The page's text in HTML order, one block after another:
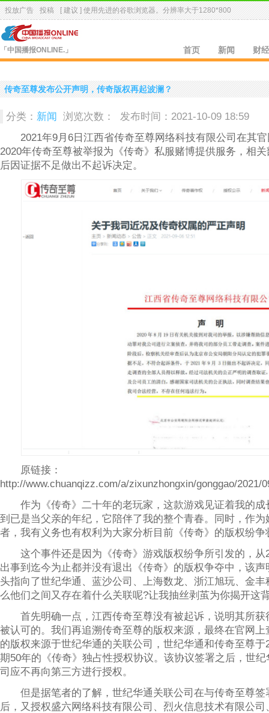
投放广告 投稿 [ 建议 ] 使用先进的谷歌浏览器。分辨率大于1280*800
「中国播报ONLINE.」 首页 新闻 财经
传奇至尊发布公开声明，传奇版权再起波澜？
分类： 新闻 浏览次数：
发布时间：2021-10-09 18:59
2021年9月6日江西省传奇至尊网络科技有限公司在其官
2020年传奇至尊被举报为《传奇》私服赌博提供服务，相
后因证据不足做出不起诉决定。
原链接：
http://www.chuanqizz.com/a/zixunzhongxin/gonggao/2021/
作为《传奇》二十年的老玩家，这款游戏见证着我的成
到已是当父亲的年纪，它陪伴了我的整个青春。同时，作为
者，我有义务也有权利为大家分析目前《传奇》的版权纷争
这个事件还是因为《传奇》游戏版权纷争所引发的，从
出事到迄今为止都并没有退出《传奇》的版权争夺中，该
头指向了世纪华通、蓝沙公司、上海数龙、浙江旭玩、金
么他们之间又存在着什么关联呢?让我抽丝剥茧为你揭开这
首先明确一点，江西传奇至尊没有被起诉，说明其所获
被认可的。我们再追溯传奇至尊的版权来源，最终在官网上
的版权来源于世纪华通的关联公司，世纪华通和传奇至尊于
期50年的《传奇》独占性授权协议。该协议签署之后，世
司应不再向第三方进行授权。
但是据笔者的了解，世纪华通关联公司在与传奇至尊签
后，又授权盛六网络科技有限公司、烈火信息技术有限公